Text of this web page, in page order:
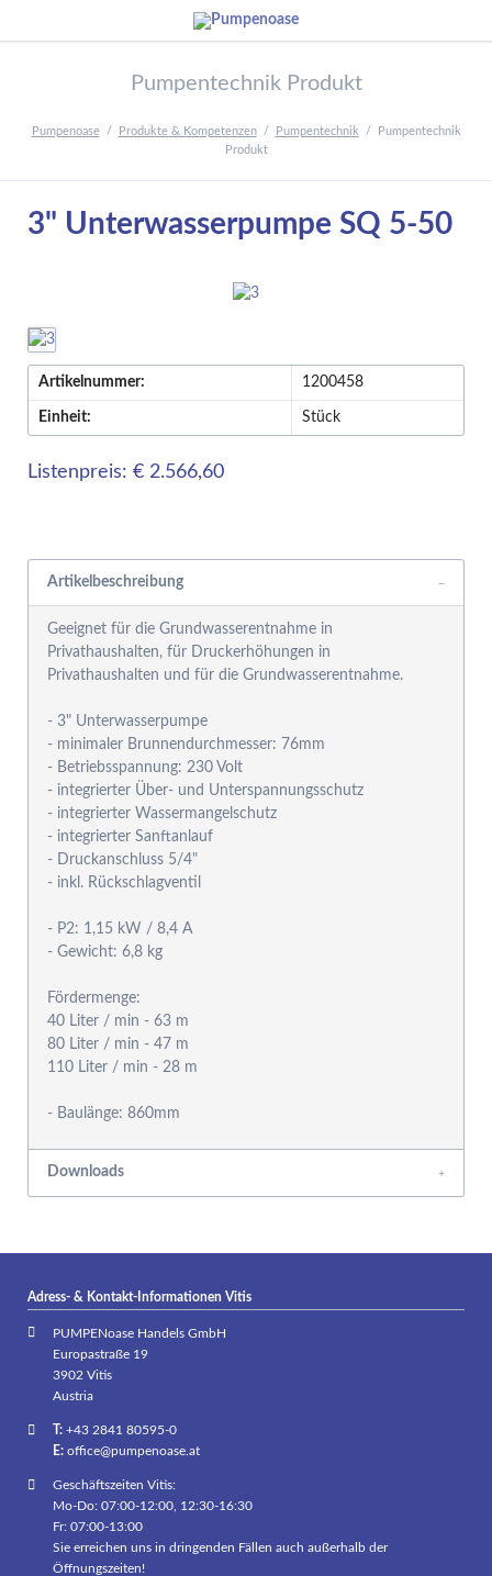
Pumpentechnik Produkt
Pumpenoase Produkte & Kompetenzen Pumpentechnik
Pumpentechnik
Produkt
3" Unterwasserpumpe SQ 5-50
Artikelnummer: 1200458
Einheit: Stück
Listenpreis: € 2.566,60
Artikelbeschreibung
Geeignet für die Grundwasserentnahme in
Privathaushalten, für Druckerhöhungen in
Privathaushalten und für die Grundwasserentnahme.
- 3" Unterwasserpumpe
- minimaler Brunnendurchmesser: 76mm
- Betriebsspannung: 230 Volt
- integrierter Über- und Unterspannungsschutz
- integrierter Wassermangelschutz
- integrierter Sanftanlauf
- Druckanschluss 5/4"
- inkl. Rückschlagventil
- P2: 1,15 kW / 8,4 A
- Gewicht: 6,8 kg
Fördermenge:
40 Liter / min - 63 m
80 Liter / min - 47 m
110 Liter / min - 28 m
Downloads
Adress- & Kontakt-Informationen Vitis
PUMPENoase Handels GmbH
Europastraße 19
3902 Vitis
Austria
T:+43 2841 80595-0
E: office@pumpenoase.at
Geschäftszeiten Vitis:
Mo-Do: 07:00-12:00, 12:30-16:30
Fr: 07:00-13:00
Sie erreichen uns in dringenden Fällen auch außerhalb der
Öffnungszeiten!